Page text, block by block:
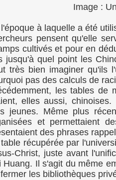
Image :
à laquelle a été
pensent qu'elle
cultivés et pour en
jusqu'à quel point les
très bien imaginer qu'ils
pas des calculs de
les tables de
elles aussi,
jeunes. Même plus
et permettaient
des phrases
récupérée par
Christ, juste avant
Huang. Il s'agit du même
les bibliothèques